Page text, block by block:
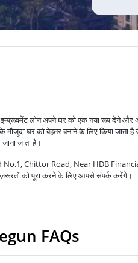
इम्प्रूवमेंट लोन अपने घर को एक नया रूप देने और
मौजूदा घर को बेहतर बनाने के लिए किया जाता
जाता है।
No.1, Chittor Road, Near HDB
को पूरा करने के लिए आपसे संपर्क करेंगे।
FAQs